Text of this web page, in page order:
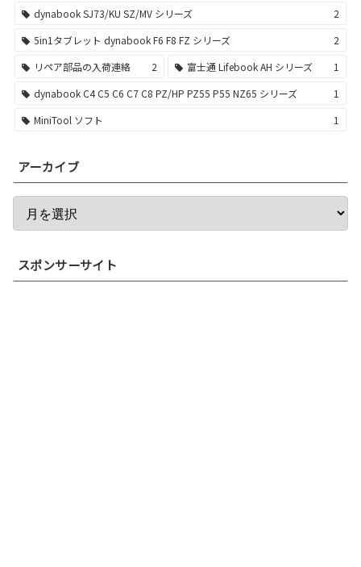
dynabook SJ73/KU SZ/MV シリーズ
2
5in1タブレット dynabook F6 F8 FZ シリーズ
2
リペア部品の入荷連絡
2 富士通 Lifebook AH シリーズ
1
dynabook C4 C5 C6 C7 C8 PZ/HP PZ55 P55 NZ65 シリーズ
1
MiniTool ソフト
1
アーカイブ
スポンサーサイト